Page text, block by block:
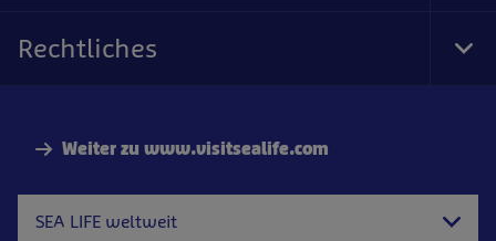
Weiter zu www.visitsealife.com
SEA LIFE weltweit
Rechtliches